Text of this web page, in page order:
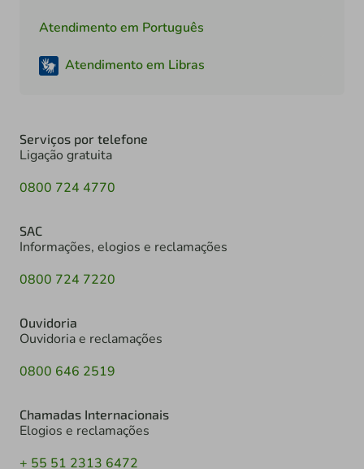
Atendimento em Português
Atendimento em Libras
Serviços por telefone
Ligação gratuita
0800 724 4770
SAC
Informações, elogios e reclamações
0800 724 7220
Ouvidoria
Ouvidoria e reclamações
0800 646 2519
Chamadas Internacionais
Elogios e reclamações
+ 55 51 2313 6472